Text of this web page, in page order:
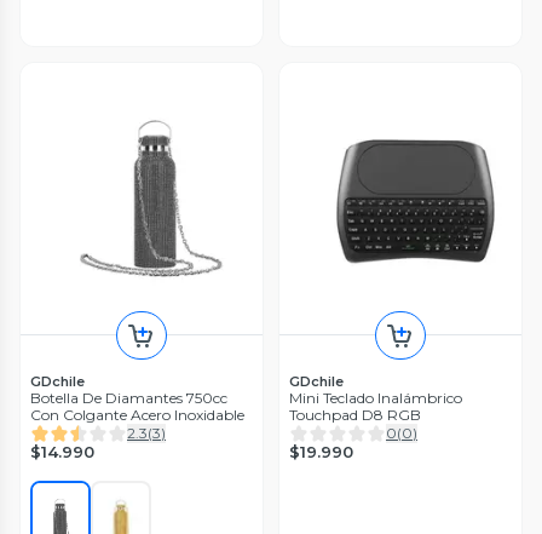
GDchile
Botella De Diamantes 750cc
Con Colgante Acero Inoxidable
2.3(3)
$14.990
GDchile
Mini Teclado Inalámbrico
Touchpad D8 RGB
0(0)
$19.990